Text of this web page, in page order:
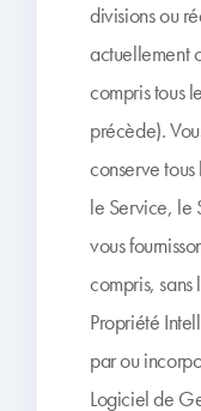
divisions ou
actuellement
compris tous
précède).
conserve
le Service, le
vous
compris, sans
Propriété
par ou
Logiciel de